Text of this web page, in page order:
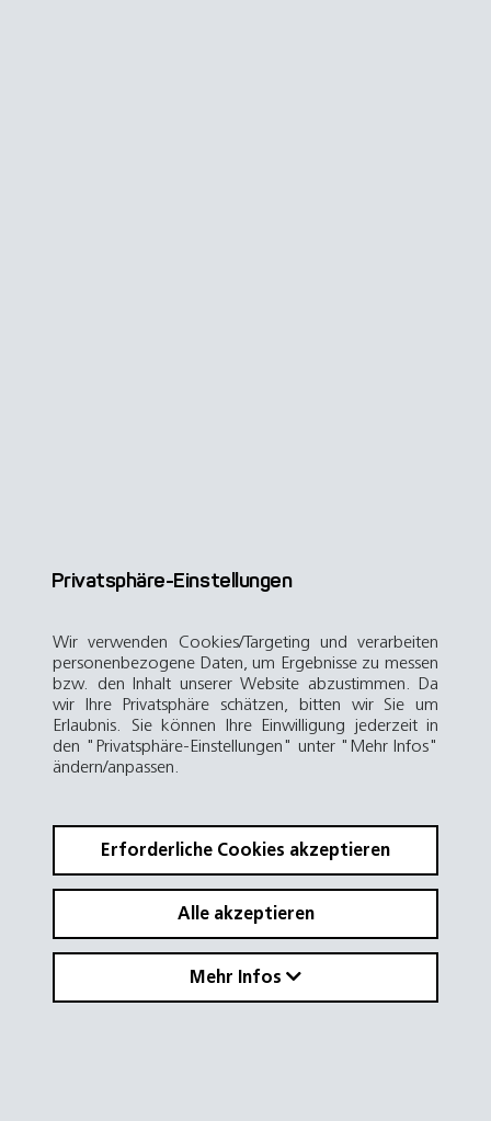
Privatsphäre-Einstellungen
Wir verwenden Cookies/Targeting und verarbeiten
personenbezogene Daten, um Ergebnisse zu messen
bzw. den Inhalt unserer Website abzustimmen. Da
wir Ihre Privatsphäre schätzen, bitten wir Sie um
Erlaubnis. Sie können Ihre Einwilligung jederzeit in
den "Privatsphäre-Einstellungen" unter "Mehr Infos"
ändern/anpassen.
Erforderliche Cookies akzeptieren
Alle akzeptieren
Mehr Infos